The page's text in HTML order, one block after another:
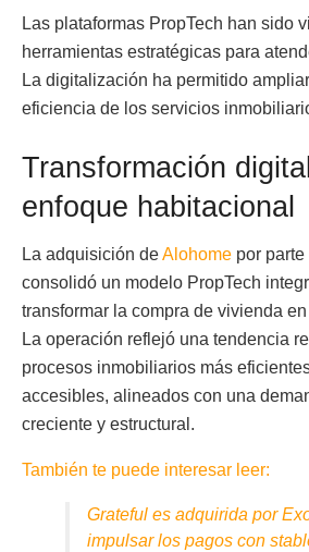
Las plataformas PropTech han sido
herramientas estratégicas para
La digitalización ha permitido
eficiencia de los servicios
Transformación
enfoque habitacional
La adquisición deAlohome por parte
consolidó un modelo PropTech
transformar la compra de vivienda
La operación reflejó una tendencia
procesos inmobiliarios más
accesibles, alineados con una
creciente y estructural.
También te puede interesar leer:
Grateful es adquirida por
impulsar los pagos con